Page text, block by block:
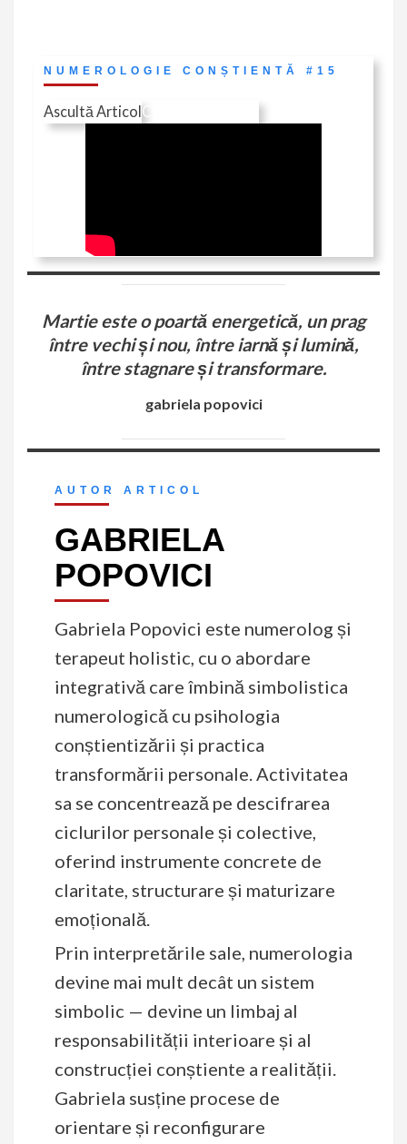
NUMEROLOGIE CONȘTIENTĂ #15
Ascultă Articol Citește în Revistă
Martie este o poartă energetică, un prag
între vechi și nou, între iarnă și lumină,
între stagnare și transformare.
gabriela popovici
AUTOR ARTICOL
GABRIELA
POPOVICI
Gabriela Popovici este numerolog și
terapeut holistic, cu o abordare
integrativă care îmbină simbolistica
numerologică cu psihologia
conștientizării și practica
transformării personale. Activitatea
sa se concentrează pe descifrarea
ciclurilor personale și colective,
oferind instrumente concrete de
claritate, structurare și maturizare
emoțională.
Prin interpretările sale, numerologia
devine mai mult decât un sistem
simbolic — devine un limbaj al
responsabilității interioare și al
construcției conștiente a realității.
Gabriela susține procese de
orientare și reconfigurare